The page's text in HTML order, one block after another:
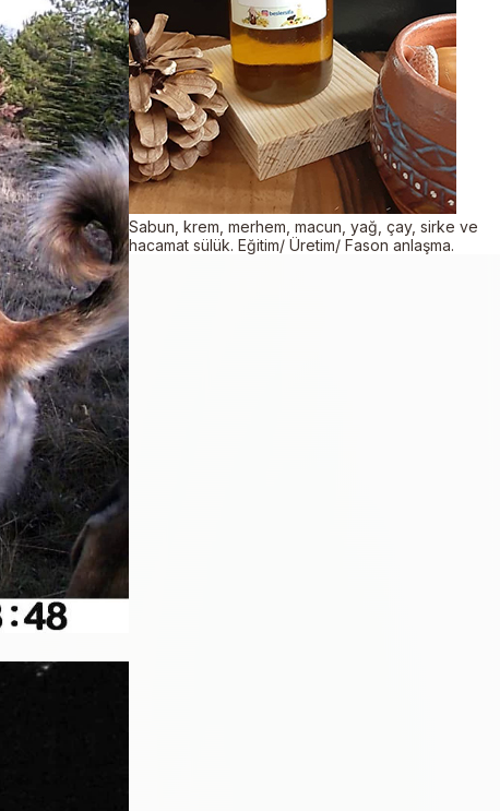
Sabun, krem, merhem, macun, yağ, çay, sirke ve
hacamat sülük. Eğitim/ Üretim/ Fason anlaşma.